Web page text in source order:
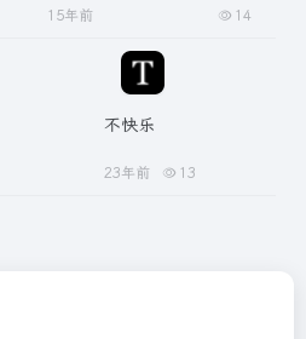
15年前 14
不快乐
23年前 13